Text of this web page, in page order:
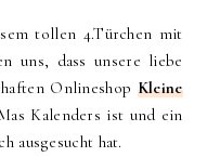
tollen 4.Türchen mit
uns, dass unsere liebe
Onlineshop Kleine
Kalenders ist und ein
ausgesucht hat.